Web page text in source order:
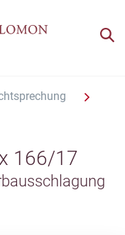
166/17